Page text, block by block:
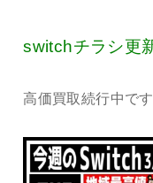
switchチラシ更
高価買取続行中で